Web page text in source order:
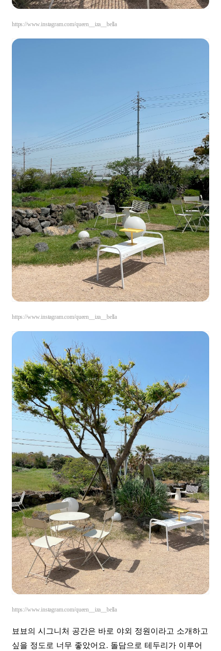
https://www.instagram.com/queen__iza__bella
https://www.instagram.com/queen__iza__bella
https://www.instagram.com/queen__iza__bella
뵤뵤의 시그니처 공간은 바로 야외 정원이라고 소개하고
싶을 정도로 너무 좋았어요. 돌담으로 테두리가 이루어